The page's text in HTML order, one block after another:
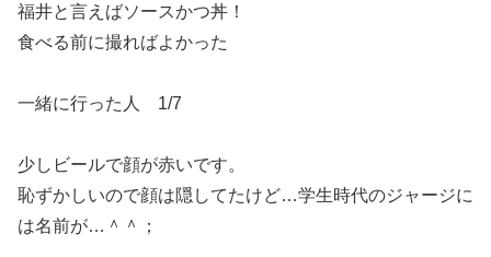
福井と言えばソースかつ丼！
食べる前に撮ればよかった
一緒に行った人 1/7
少しビールで顔が赤いです。
恥ずかしいので顔は隠してたけど…学生時代のジャージに
は名前が…＾＾；